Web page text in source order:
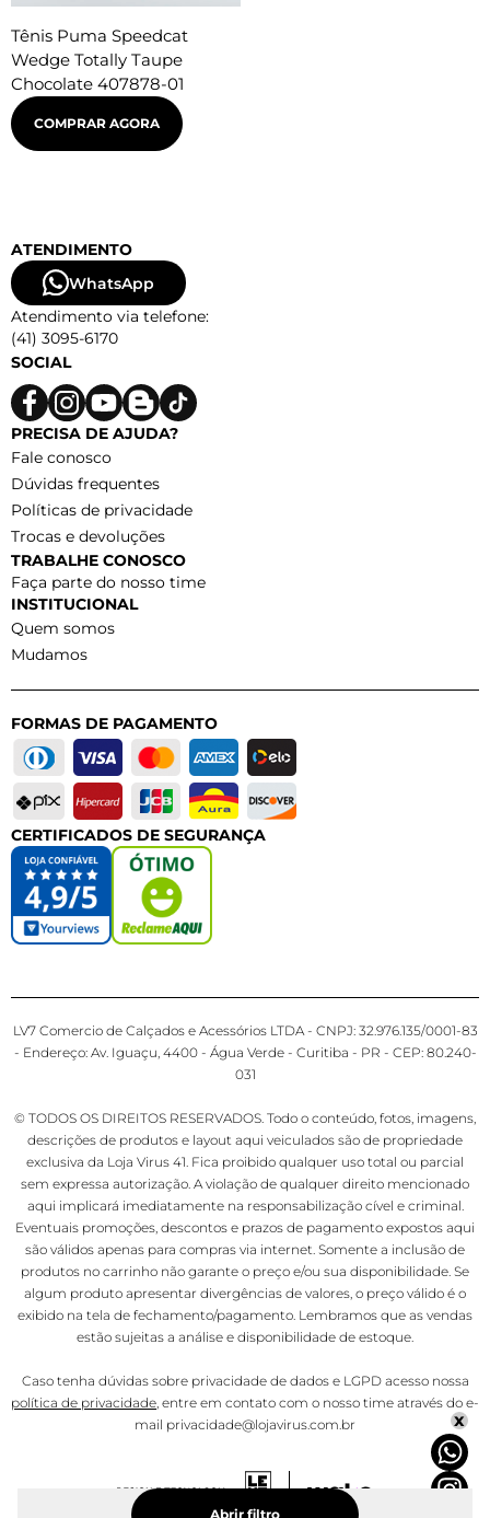
Abrir filtro
Tênis Puma Speedcat
Wedge Totally Taupe
Chocolate 407878-01
COMPRAR AGORA
ATENDIMENTO
WhatsApp
Atendimento via telefone:
(41) 3095-6170
SOCIAL
PRECISA DE AJUDA?
Fale conosco
Dúvidas frequentes
Políticas de privacidade
Trocas e devoluções
TRABALHE CONOSCO
Faça parte do nosso time
INSTITUCIONAL
Quem somos
Mudamos
FORMAS DE PAGAMENTO
CERTIFICADOS DE SEGURANÇA
LV7 Comercio de Calçados e Acessórios LTDA - CNPJ: 32.976.135/0001-83
- Endereço: Av. Iguaçu, 4400 - Água Verde - Curitiba - PR - CEP: 80.240-
031
© TODOS OS DIREITOS RESERVADOS. Todo o conteúdo, fotos, imagens,
descrições de produtos e layout aqui veiculados são de propriedade
exclusiva da Loja Virus 41. Fica proibido qualquer uso total ou parcial
sem expressa autorização. A violação de qualquer direito mencionado
aqui implicará imediatamente na responsabilização cível e criminal.
Eventuais promoções, descontos e prazos de pagamento expostos aqui
são válidos apenas para compras via internet. Somente a inclusão de
produtos no carrinho não garante o preço e/ou sua disponibilidade. Se
algum produto apresentar divergências de valores, o preço válido é o
exibido na tela de fechamento/pagamento. Lembramos que as vendas
estão sujeitas a análise e disponibilidade de estoque.
Caso tenha dúvidas sobre privacidade de dados e LGPD acesso nossa
política de privacidade, entre em contato com o nosso time através do e-
mail privacidade@lojavirus.com.br
x